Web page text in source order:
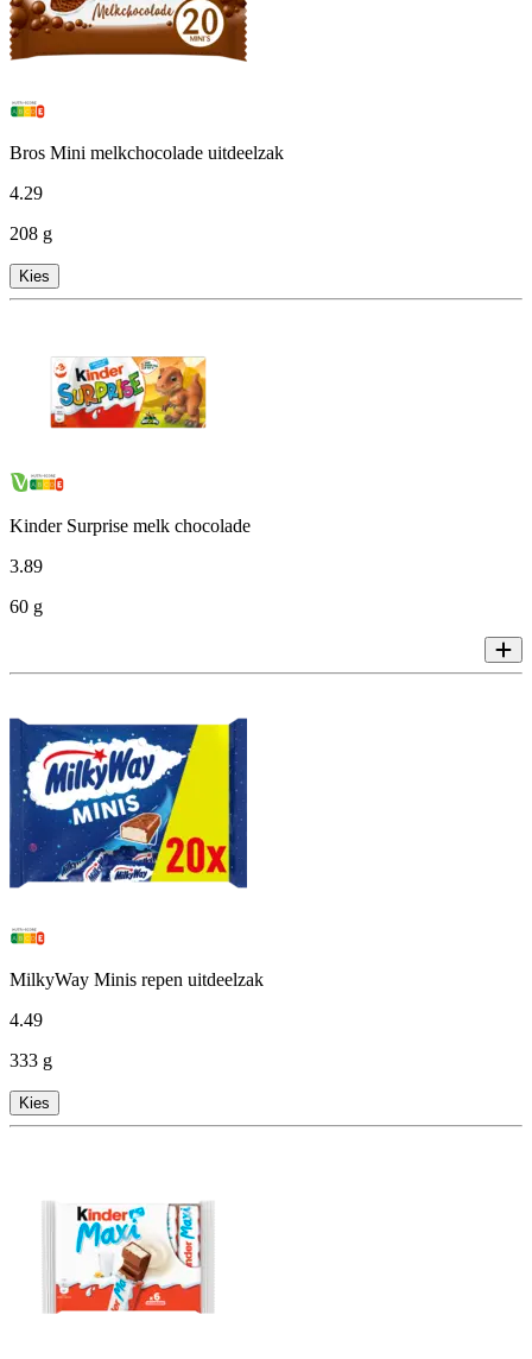
Bros Mini melkchocolade uitdeelzak
4.29
208 g
Kies
Kinder Surprise melk chocolade
3.89
60 g
MilkyWay Minis repen uitdeelzak
4.49
333 g
Kies